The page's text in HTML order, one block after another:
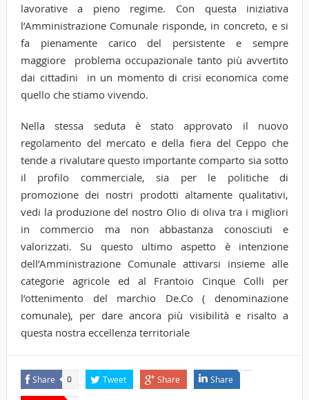
lavorative a pieno regime. Con questa iniziativa
l’Amministrazione Comunale risponde, in concreto, e si
fa pienamente carico del persistente e sempre
maggiore problema occupazionale tanto più avvertito
dai cittadini in un momento di crisi economica come
quello che stiamo vivendo.
Nella stessa seduta è stato approvato il nuovo
regolamento del mercato e della fiera del Ceppo che
tende a rivalutare questo importante comparto sia sotto
il profilo commerciale, sia per le politiche di
promozione dei nostri prodotti altamente qualitativi,
vedi la produzione del nostro Olio di oliva tra i migliori
in commercio ma non abbastanza conosciuti e
valorizzati. Su questo ultimo aspetto è intenzione
dell’Amministrazione Comunale attivarsi insieme alle
categorie agricole ed al Frantoio Cinque Colli per
l’ottenimento del marchio De.Co ( denominazione
comunale), per dare ancora più visibilità e risalto a
questa nostra eccellenza territoriale
Share 0 Tweet Share Share